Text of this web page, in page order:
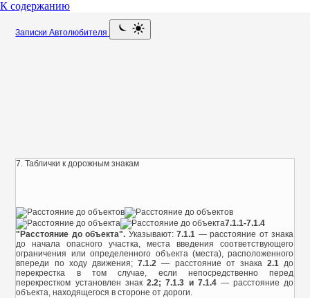
К содержанию
Записки Автолюбителя
7. Таблички к дорожным знакам
7.1.1-7.1.4
"Расстояние до объекта". Указывают:7.1.1 — расстояние от знака
до начала опасного участка, места введения соответствующего
ограничения или определенного объекта (места), расположенного
впереди по ходу движения;7.1.2— расстояние от знака2.1 до
перекрестка в том случае, если непосредственно перед
перекрестком установлен знак2.2; 7.1.3 и 7.1.4 — расстояние до
объекта, находящегося в стороне от дороги.